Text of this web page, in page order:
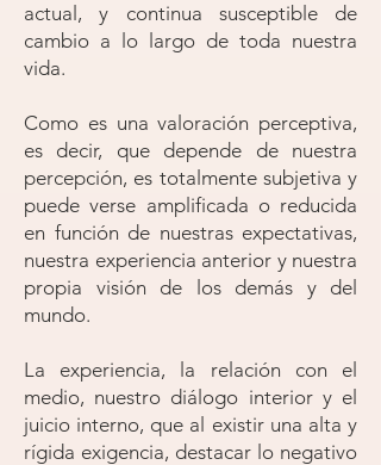
actual, y continua susceptible de
cambio a lo largo de toda nuestra
vida.
Como es una valoración perceptiva,
es decir, que depende de nuestra
percepción, es totalmente subjetiva y
puede verse amplificada o reducida
en función de nuestras expectativas,
nuestra experiencia anterior y nuestra
propia visión de los demás y del
mundo.
La experiencia, la relación con el
medio, nuestro diálogo interior y el
juicio interno, que al existir una alta y
rígida exigencia, destacar lo negativo